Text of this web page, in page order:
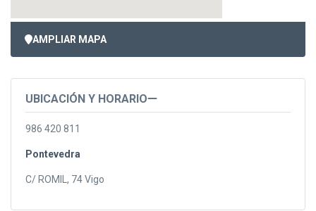
AMPLIAR MAPA
UBICACIÓN Y HORARIO
986 420 811
Pontevedra
C/ ROMIL, 74 Vigo